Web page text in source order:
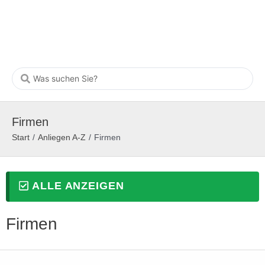
Firmen
Start / Anliegen A-Z / Firmen
ALLE ANZEIGEN
Firmen